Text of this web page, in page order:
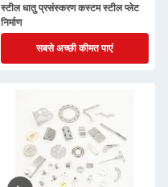
स्टील धातु प्रसंस्करण कस्टम स्टील प्लेट
निर्माण
सबसे अच्छी कीमत पाएं